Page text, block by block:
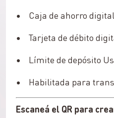
• Caja de ahorro
• Tarjeta de débito
• Límite de depósito
• Habilitada para
Escaneá el QR para